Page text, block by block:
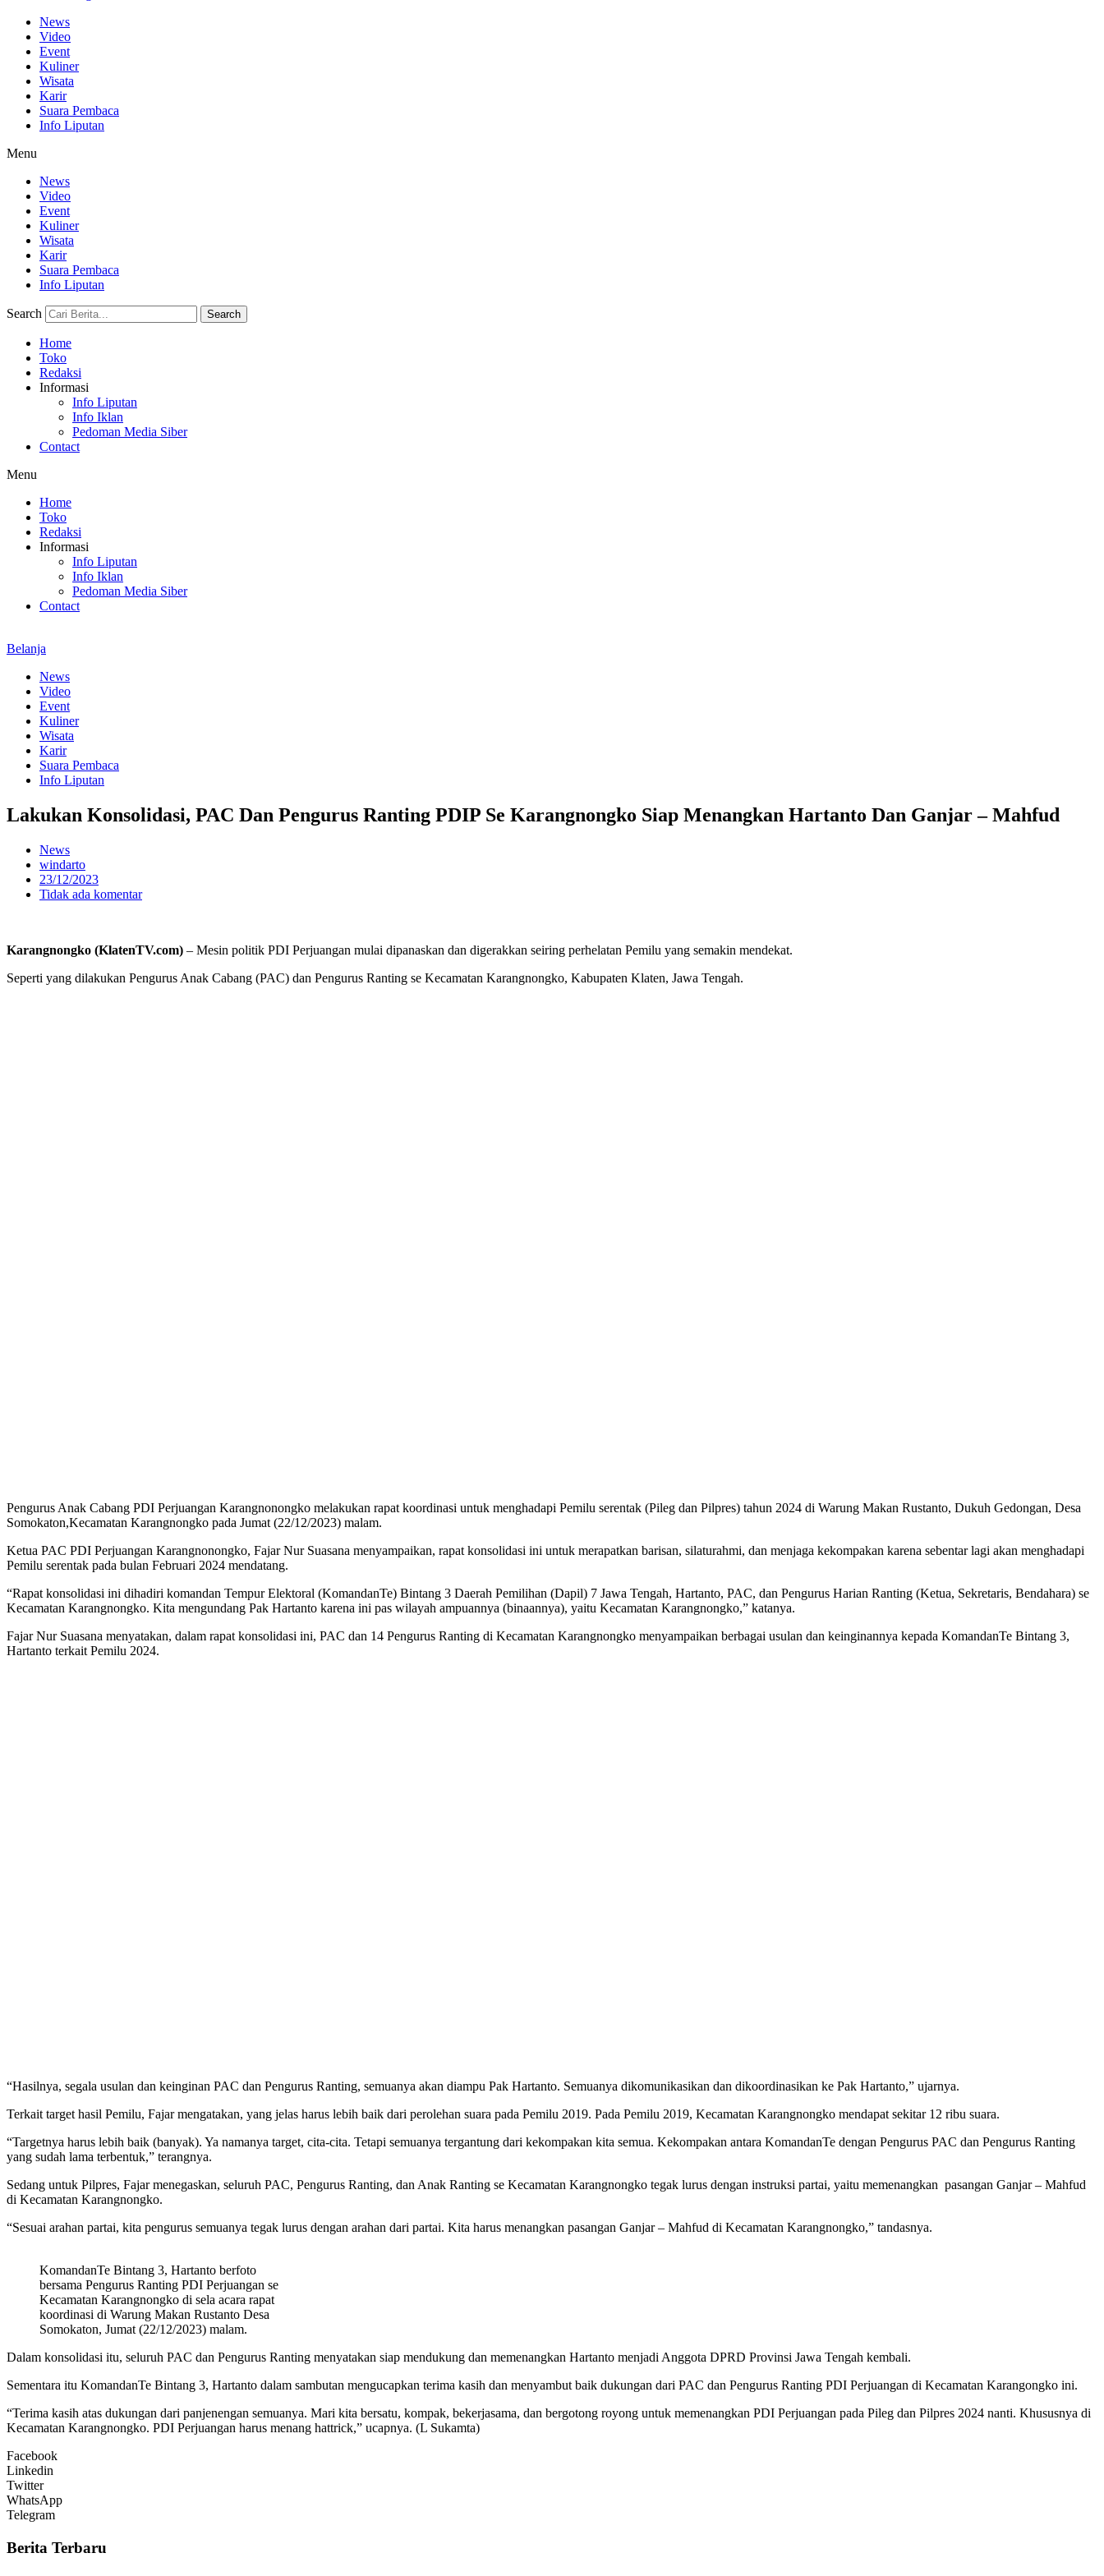
News
Video
Event
Kuliner
Wisata
Karir
Suara Pembaca
Info Liputan
Menu
News
Video
Event
Kuliner
Wisata
Karir
Suara Pembaca
Info Liputan
Search Search
Home
Toko
Redaksi
Informasi
Info Liputan
Info Iklan
Pedoman Media Siber
Contact
Menu
Home
Toko
Redaksi
Informasi
Info Liputan
Info Iklan
Pedoman Media Siber
Contact
Belanja
News
Video
Event
Kuliner
Wisata
Karir
Suara Pembaca
Info Liputan
Lakukan Konsolidasi, PAC Dan Pengurus Ranting PDIP Se Karangnongko Siap Menangkan Hartanto Dan Ganjar – Mahfud
News
windarto
23/12/2023
Tidak ada komentar
Karangnongko (KlatenTV.com) – Mesin politik PDI Perjuangan mulai dipanaskan dan digerakkan seiring perhelatan Pemilu yang semakin mendekat.
Seperti yang dilakukan Pengurus Anak Cabang (PAC) dan Pengurus Ranting se Kecamatan Karangnongko, Kabupaten Klaten, Jawa Tengah.
Pengurus Anak Cabang PDI Perjuangan Karangnonongko melakukan rapat koordinasi untuk menghadapi Pemilu serentak (Pileg dan Pilpres) tahun 2024 di Warung Makan Rustanto, Dukuh Gedongan, Desa
Somokaton,Kecamatan Karangnongko pada Jumat (22/12/2023) malam.
Ketua PAC PDI Perjuangan Karangnonongko, Fajar Nur Suasana menyampaikan, rapat konsolidasi ini untuk merapatkan barisan, silaturahmi, dan menjaga kekompakan karena sebentar lagi akan menghadapi
Pemilu serentak pada bulan Februari 2024 mendatang.
“Rapat konsolidasi ini dihadiri komandan Tempur Elektoral (KomandanTe) Bintang 3 Daerah Pemilihan (Dapil) 7 Jawa Tengah, Hartanto, PAC, dan Pengurus Harian Ranting (Ketua, Sekretaris, Bendahara) se
Kecamatan Karangnongko. Kita mengundang Pak Hartanto karena ini pas wilayah ampuannya (binaannya), yaitu Kecamatan Karangnongko,” katanya.
Fajar Nur Suasana menyatakan, dalam rapat konsolidasi ini, PAC dan 14 Pengurus Ranting di Kecamatan Karangnongko menyampaikan berbagai usulan dan keinginannya kepada KomandanTe Bintang 3,
Hartanto terkait Pemilu 2024.
“Hasilnya, segala usulan dan keinginan PAC dan Pengurus Ranting, semuanya akan diampu Pak Hartanto. Semuanya dikomunikasikan dan dikoordinasikan ke Pak Hartanto,” ujarnya.
Terkait target hasil Pemilu, Fajar mengatakan, yang jelas harus lebih baik dari perolehan suara pada Pemilu 2019. Pada Pemilu 2019, Kecamatan Karangnongko mendapat sekitar 12 ribu suara.
“Targetnya harus lebih baik (banyak). Ya namanya target, cita-cita. Tetapi semuanya tergantung dari kekompakan kita semua. Kekompakan antara KomandanTe dengan Pengurus PAC dan Pengurus Ranting
yang sudah lama terbentuk,” terangnya.
Sedang untuk Pilpres, Fajar menegaskan, seluruh PAC, Pengurus Ranting, dan Anak Ranting se Kecamatan Karangnongko tegak lurus dengan instruksi partai, yaitu memenangkan pasangan Ganjar – Mahfud
di Kecamatan Karangnongko.
“Sesuai arahan partai, kita pengurus semuanya tegak lurus dengan arahan dari partai. Kita harus menangkan pasangan Ganjar – Mahfud di Kecamatan Karangnongko,” tandasnya.
KomandanTe Bintang 3, Hartanto berfoto
bersama Pengurus Ranting PDI Perjuangan se
Kecamatan Karangnongko di sela acara rapat
koordinasi di Warung Makan Rustanto Desa
Somokaton, Jumat (22/12/2023) malam.
Dalam konsolidasi itu, seluruh PAC dan Pengurus Ranting menyatakan siap mendukung dan memenangkan Hartanto menjadi Anggota DPRD Provinsi Jawa Tengah kembali.
Sementara itu KomandanTe Bintang 3, Hartanto dalam sambutan mengucapkan terima kasih dan menyambut baik dukungan dari PAC dan Pengurus Ranting PDI Perjuangan di Kecamatan Karangongko ini.
“Terima kasih atas dukungan dari panjenengan semuanya. Mari kita bersatu, kompak, bekerjasama, dan bergotong royong untuk memenangkan PDI Perjuangan pada Pileg dan Pilpres 2024 nanti. Khususnya di
Kecamatan Karangnongko. PDI Perjuangan harus menang hattrick,” ucapnya. (L Sukamta)
Facebook
Linkedin
Twitter
WhatsApp
Telegram
Berita Terbaru